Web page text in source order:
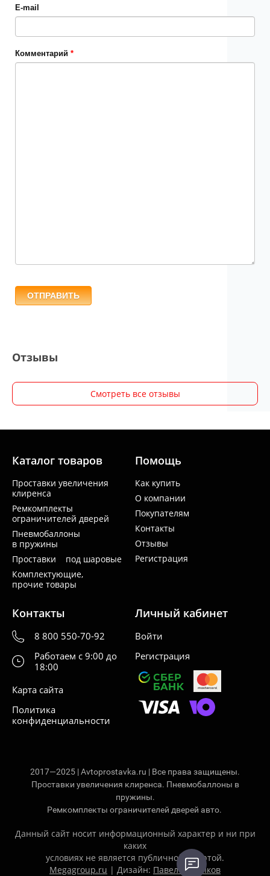
E-mail
Комментарий *
ОТПРАВИТЬ
Отзывы
Смотреть все отзывы
Каталог товаров
Проставки увеличения
клиренса
Ремкомплекты
ограничителей дверей
Пневмобаллоны
в пружины
Проставки под шаровые
Комплектующие,
прочие товары
Помощь
Как купить
О компании
Покупателям
Контакты
Отзывы
Регистрация
Контакты
8 800 550-70-92
Работаем с 9:00 до
18:00
Карта сайта
Политика
конфиденциальности
Личный кабинет
Войти
Регистрация
2017—2025 | Avtoprostavka.ru | Все права защищены.
Проставки увеличения клиренса. Пневмобаллоны в
пружины.
Ремкомплекты ограничителей дверей авто.
Данный сайт носит информационный характер и ни при
каких
условиях не является публичной офертой.
Megagroup.ru | Дизайн: Павел Ситников